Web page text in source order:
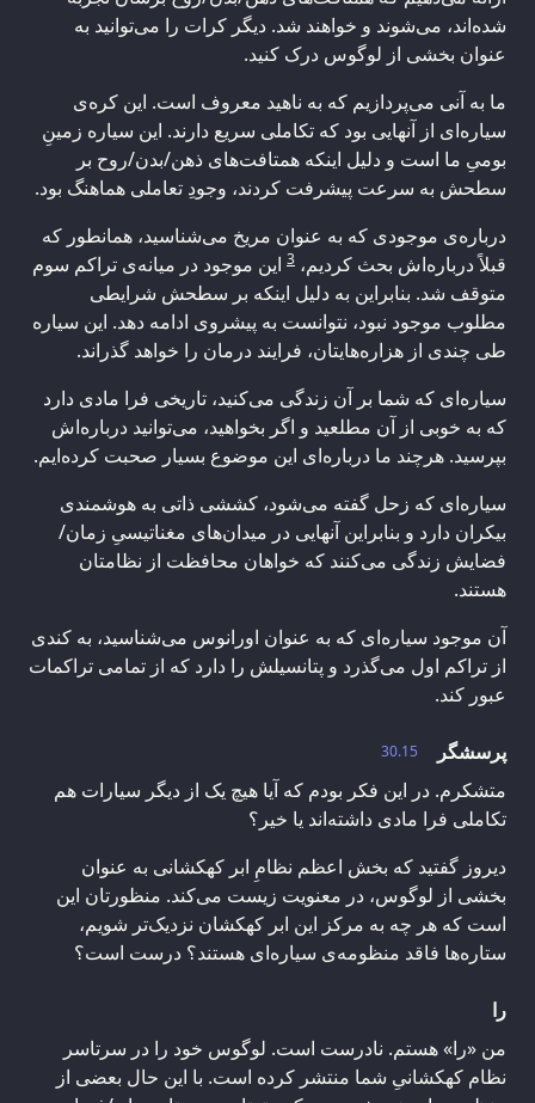
شده‌اند، می‌شوند و خواهند شد. دیگر کرات را می‌توانید به
عنوان بخشی از لوگوس درک کنید.
ما به آنی می‌پردازیم که به ناهید معروف است. این کره‌ی
سیاره‌ای از آنهایی بود که تکاملی سریع دارند. این سیاره زمینِ
بومیِ ما است و دلیل اینکه همتافت‌های ذهن/بدن/روح بر
سطحش به سرعت پیشرفت کردند، وجودِ تعاملی هماهنگ بود.
درباره‌ی موجودی که به عنوان مریخ می‌شناسید، همانطور که
قبلاً درباره‌اش بحث کردیم، 3 این موجود در میانه‌ی تراکم سوم
متوقف شد. بنابراین به دلیل اینکه بر سطحش شرایطی
مطلوب موجود نبود، نتوانست به پیشروی‌ ادامه دهد. این سیاره
طی چندی از هزاره‌هایتان، فرایند درمان را خواهد گذراند.
سیاره‌ای که شما بر آن زندگی می‌کنید، تاریخی فرا مادی دارد
که به خوبی از آن مطلعید و اگر بخواهید، می‌توانید درباره‌اش
بپرسید. هرچند ما درباره‌ای این موضوع بسیار صحبت کرده‌ایم.
سیاره‌ای که زحل گفته می‌شود، کششی ذاتی به هوشمندی
بیکران دارد و بنابراین آنهایی در میدان‌های مغناتیسیِ زمان/
فضایش زندگی می‌کنند که خواهان محافظت از نظامتان
هستند.
آن موجود سیاره‌ای که به عنوان اورانوس می‌شناسید، به کندی
از تراکم اول می‌گذرد و پتانسیلش را دارد که از تمامی تراکمات
عبور کند.
30.15
پرسشگر
متشکرم. در این فکر بودم که آیا هیچ یک از دیگر سیارات هم
تکاملی فرا مادی داشته‌اند یا خیر؟
دیروز گفتید که بخش اعظم نظامِ ابر کهکشانی به عنوان
بخشی از لوگوس، در معنویت زیست می‌کند. منظورتان این
است که هر چه به مرکز این ابر کهکشان نزدیک‌تر شویم،
ستاره‌ها فاقد منظومه‌ی سیاره‌ای هستند؟ درست است؟
را
من «را» هستم. نادرست است. لوگوس خود را در سرتاسر
نظام کهکشانیِ شما منتشر کرده است. با این حال بعضی از